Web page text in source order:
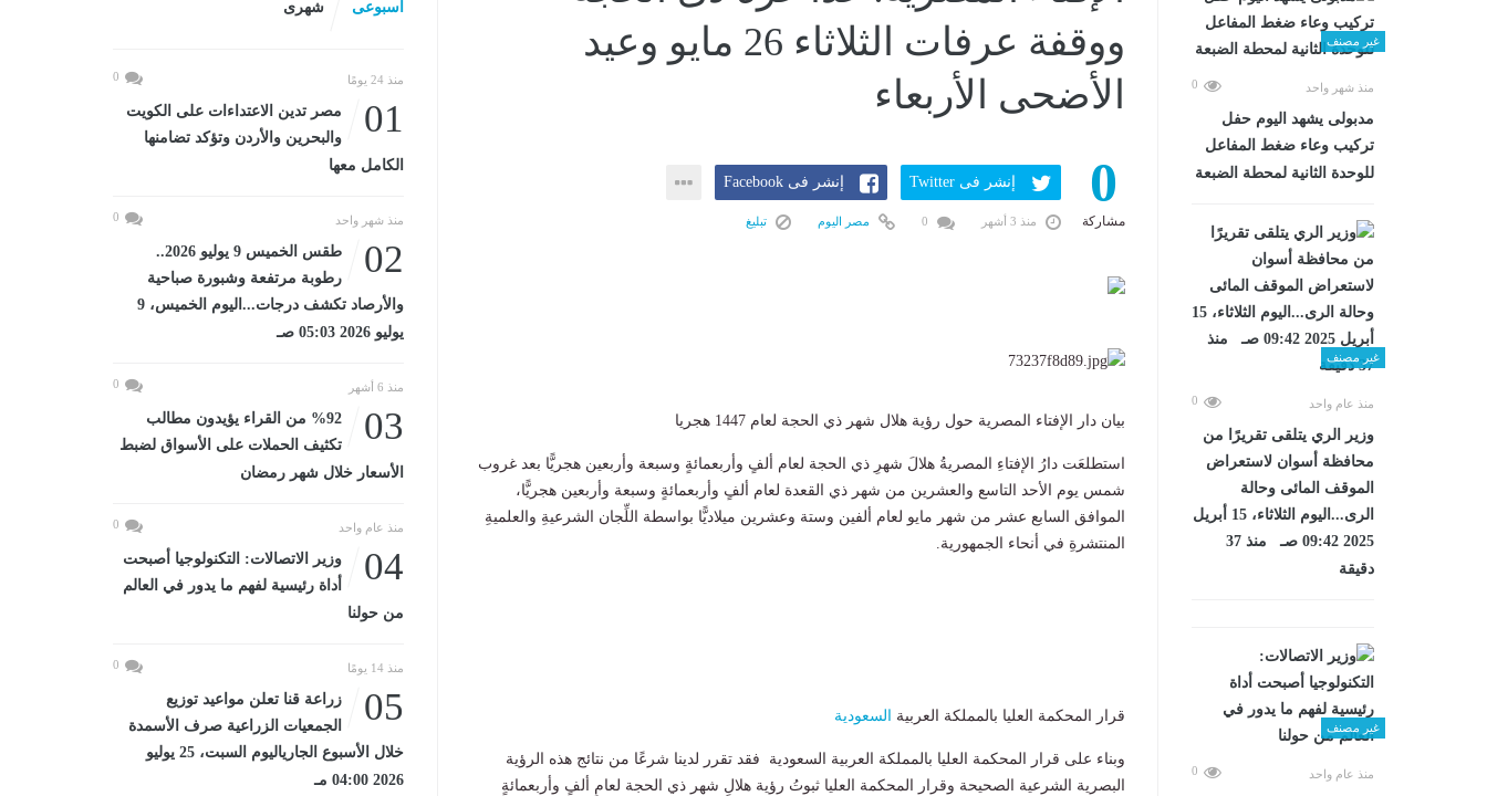
غير مصنف
منذ شهر واحد 0
مدبولى يشهد اليوم حفل
تركيب وعاء ضغط المفاعل
للوحدة الثانية لمحطة الضبعة
غير مصنف
منذ عام واحد 0
وزير الري يتلقى تقريرًا من
محافظة أسوان لاستعراض
الموقف المائى وحالة
الرى...اليوم الثلاثاء، 15 أبريل
2025 09:42 صـ منذ 37
دقيقة
غير مصنف
منذ عام واحد 0
ووقفة عرفات الثلاثاء 26 مايو وعيد
الأضحى الأربعاء
0
مشاركة
إنشر فى Twitter إنشر فى Facebook
منذ 3 أشهر مصر اليوم تبليغ
بيان دار الإفتاء المصرية حول رؤية هلال شهر ذي الحجة لعام 1447 هجريا
استطلعَت دارُ الإفتاءِ المصريةُ هلالَ شهرِ ذي الحجة لعام ألفٍ وأربعمائةٍ وسبعة وأربعين هجريًّا بعد غروب
شمس يوم الأحد التاسع والعشرين من شهر ذي القعدة لعام ألفٍ وأربعمائةٍ وسبعة وأربعين هجريًّا،
الموافق السابع عشر من شهر مايو لعام ألفين وستة وعشرين ميلاديًّا بواسطة اللِّجان الشرعيةِ والعلميةِ
المنتشرةِ في أنحاء الجمهورية.
قرار المحكمة العليا بالمملكة العربية السعودية
وبناء على قرار المحكمة العليا بالمملكة العربية السعودية فقد تقرر لدينا شرعًا من نتائج هذه الرؤية
البصرية الشرعية الصحيحة وقرار المحكمة العليا ثبوتُ رؤية هلالِ شهر ذي الحجة لعامِ ألفٍ وأربعمائةٍ
اسبوعى شهرى
منذ 24 يومًا 0
01
مصر تدين الاعتداءات على الكويت
والبحرين والأردن وتؤكد تضامنها
الكامل معها
منذ شهر واحد 0
02
طقس الخميس 9 يوليو 2026..
رطوبة مرتفعة وشبورة صباحية
والأرصاد تكشف درجات...اليوم الخميس، 9
يوليو 2026 05:03 صـ
منذ 6 أشهر 0
03
%92 من القراء يؤيدون مطالب
تكثيف الحملات على الأسواق لضبط
الأسعار خلال شهر رمضان
منذ عام واحد 0
04
وزير الاتصالات: التكنولوجيا أصبحت
أداة رئيسية لفهم ما يدور في العالم
من حولنا
منذ 14 يومًا 0
05
زراعة قنا تعلن مواعيد توزيع
الجمعيات الزراعية صرف الأسمدة
خلال الأسبوع الجارياليوم السبت، 25 يوليو
2026 04:00 مـ